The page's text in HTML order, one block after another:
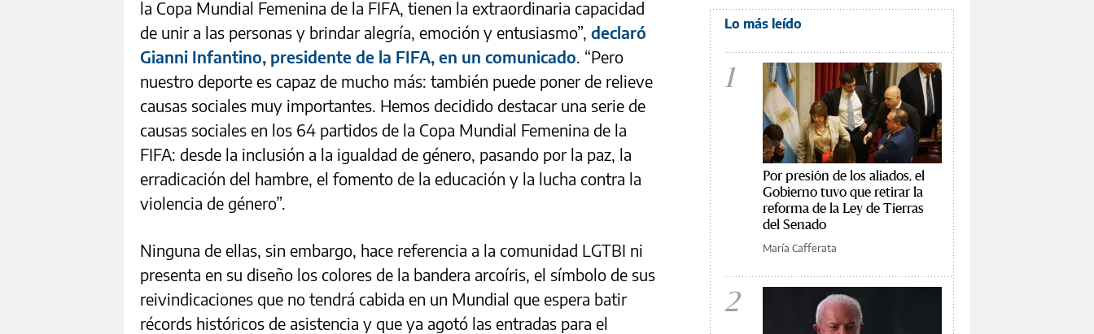
la Copa Mundial Femenina de la FIFA, tienen la extraordinaria capacidad
de unir a las personas y brindar alegría, emoción y entusiasmo”, declaró
Gianni Infantino, presidente de la FIFA, en un comunicado. “Pero
nuestro deporte es capaz de mucho más: también puede poner de relieve
causas sociales muy importantes. Hemos decidido destacar una serie de
causas sociales en los 64 partidos de la Copa Mundial Femenina de la
FIFA: desde la inclusión a la igualdad de género, pasando por la paz, la
erradicación del hambre, el fomento de la educación y la lucha contra la
violencia de género”.
Ninguna de ellas, sin embargo, hace referencia a la comunidad LGTBI ni
presenta en su diseño los colores de la bandera arcoíris, el símbolo de sus
reivindicaciones que no tendrá cabida en un Mundial que espera batir
récords históricos de asistencia y que ya agotó las entradas para el
Lo más leído
1
Por presión de los aliados, el
Gobierno tuvo que retirar la
reforma de la Ley de Tierras
del Senado
María Cafferata
2